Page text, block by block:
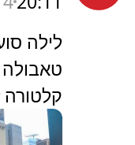
לילה
קלטורה